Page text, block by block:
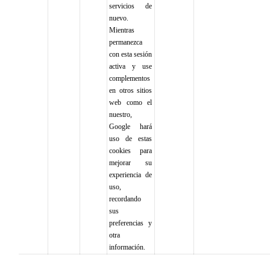
servicios de
nuevo.
Mientras
permanezca
con esta sesión
activa y use
complementos
en otros sitios
web como el
nuestro,
Google hará
uso de estas
cookies para
mejorar su
experiencia de
uso,
recordando
sus
preferencias y
otra
información.